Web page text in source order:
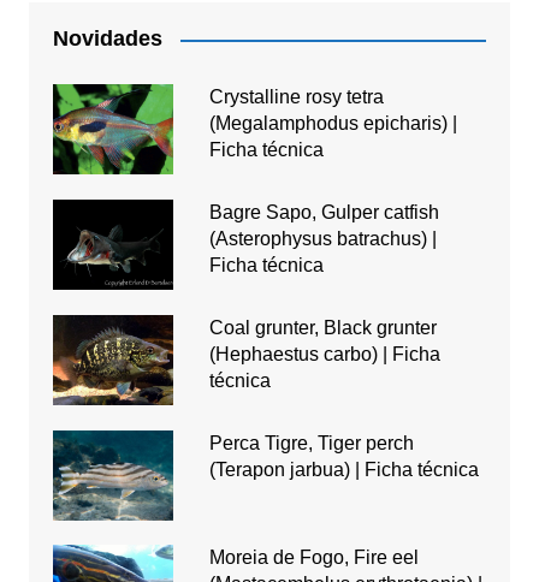
Novidades
Crystalline rosy tetra
(Megalamphodus epicharis) |
Ficha técnica
Bagre Sapo, Gulper catfish
(Asterophysus batrachus) |
Ficha técnica
Coal grunter, Black grunter
(Hephaestus carbo) | Ficha
técnica
Perca Tigre, Tiger perch
(Terapon jarbua) | Ficha técnica
Moreia de Fogo, Fire eel